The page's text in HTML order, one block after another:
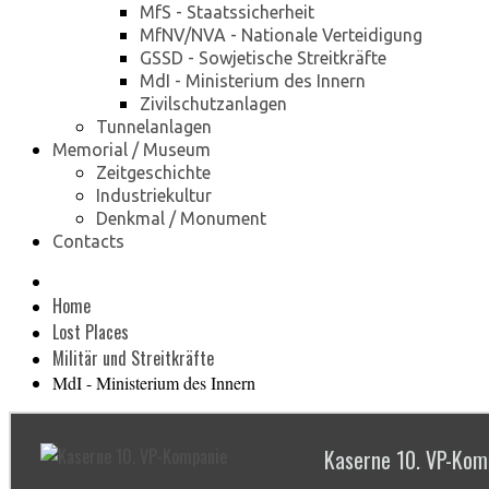
MfS - Staatssicherheit
MfNV/NVA - Nationale Verteidigung
GSSD - Sowjetische Streitkräfte
MdI - Ministerium des Innern
Zivilschutzanlagen
Tunnelanlagen
Memorial / Museum
Zeitgeschichte
Industriekultur
Denkmal / Monument
Contacts
Home
Lost Places
Militär und Streitkräfte
MdI - Ministerium des Innern
Kaserne 10. VP-